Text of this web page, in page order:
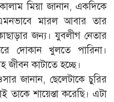
মিয়া জানান, একদিকে
মারল আবার তার
জন্য। যুবলীগ নেতার
দোকান খুলতে পারিনা।
জীবন কাটাতে হচ্ছে।
জানান, ছেলেটাকে চুরির
তাকে শায়েস্তা করেছি। এটা